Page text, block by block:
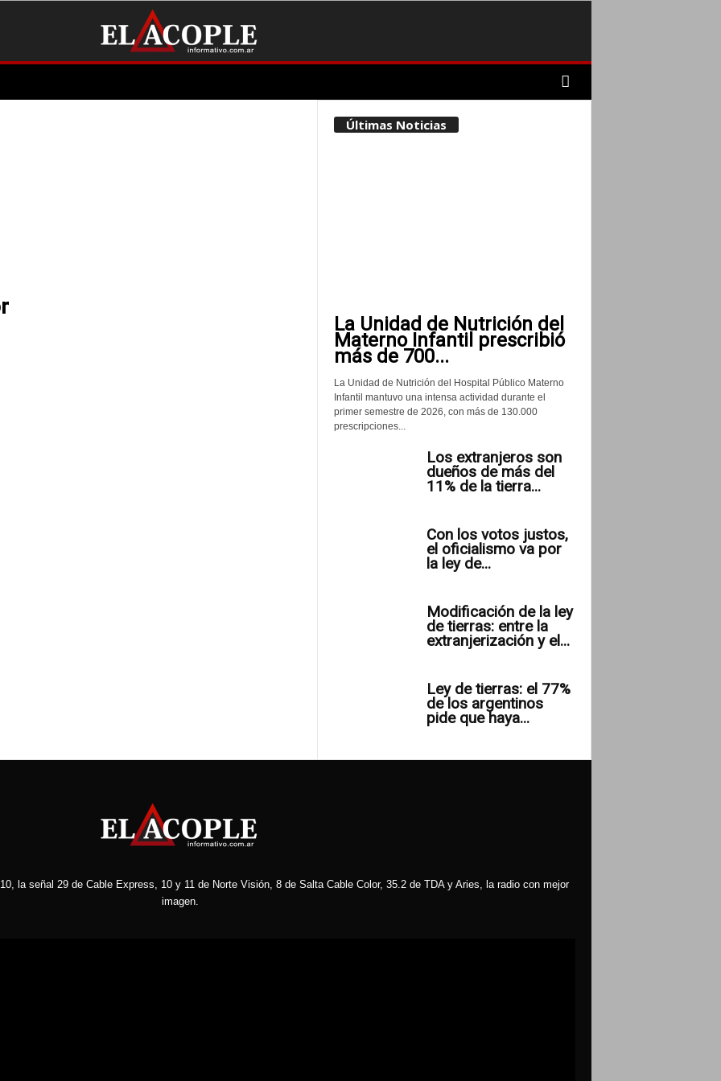
Últimas Noticias
La Unidad de Nutrición del
Materno Infantil prescribió
más de 700...
La Unidad de Nutrición del Hospital Público Materno
Infantil mantuvo una intensa actividad durante el
primer semestre de 2026, con más de 130.000
prescripciones...
Los extranjeros son
dueños de más del
11% de la tierra...
Con los votos justos,
el oficialismo va por
la ley de...
Modificación de la ley
de tierras: entre la
extranjerización y el...
Ley de tierras: el 77%
de los argentinos
pide que haya...
la señal 29 de Cable Express, 10 y 11 de Norte Visión, 8 de Salta Cable Color, 35.2 de TDA y Aries, la radio con mejor
imagen.